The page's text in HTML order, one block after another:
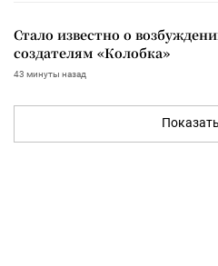
Стало известно о
создателям «Колобка»
43 минуты назад